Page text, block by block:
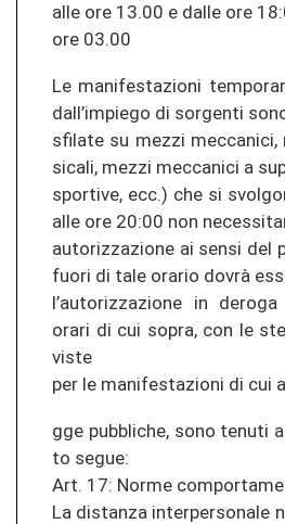
alle ore 13.00 e dalle ore
ore 03.00
Le ma­ni­fes­ta­zio­ni
dall’im­pie­go di sor­gen­ti
sfi­la­te su mezzi
si­ca­li, mezzi mec­ca­ni­ci a
spor­ti­ve, ecc.) che si
alle ore 20:00 non
au­to­ri­z­za­zio­ne ai sensi del
fuori di tale ora­rio dovrà
l’au­to­ri­z­za­zio­ne in
orari di cui sopra, con le
vis­te
per le ma­ni­fes­ta­zio­ni di cui
gge pu­bbli­che, sono te­nu­ti
to segue:
Art. 17: Norme
La di­stan­za in­ter­pe­r­so­na­le